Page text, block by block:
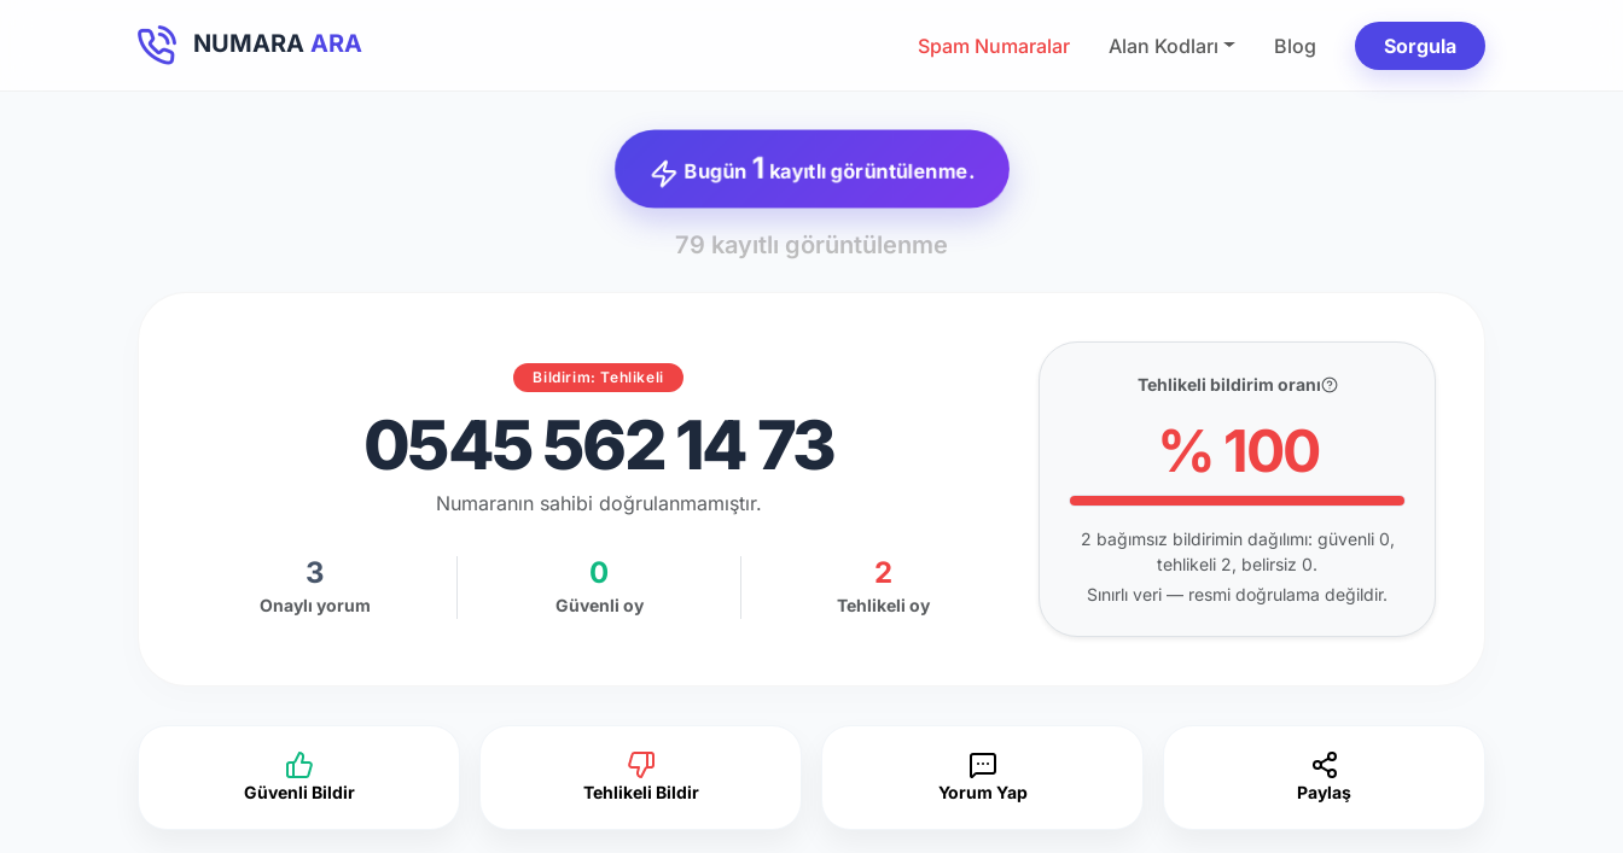
NUMARA ARA Spam Numaralar Alan Kodları Blog Sorgula
Bugün1 kayıtlı görüntülenme.
79 kayıtlı görüntülenme
Bildirim: Tehlikeli
0545 562 14 73
Numaranın sahibi doğrulanmamıştır.
3
Onaylı yorum
0
Güvenli oy
2
Tehlikeli oy
Tehlikeli bildirim oranı
% 100
2 bağımsız bildirimin dağılımı: güvenli 0,
tehlikeli 2, belirsiz 0.
Sınırlı veri — resmi doğrulama değildir.
Güvenli Bildir Tehlikeli Bildir Yorum Yap Paylaş